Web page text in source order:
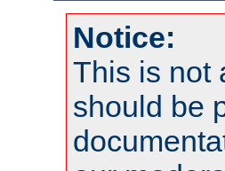
Notice:
This is not
should be